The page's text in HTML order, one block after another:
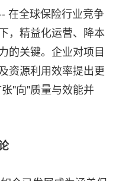
在全球保险行业竞争
，精益化运营、降本
的关键。企业对项目
资源利用效率提出更
"向"质量与效能并